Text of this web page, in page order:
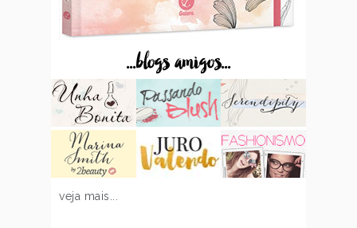
...blogs amigos...
veja mais...